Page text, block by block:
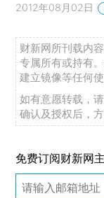
2012年08月02日
财新网所刊载内
专属所有或持有
建立镜像等任何使
如有意愿转载，
确认及授权后，方
免费订阅财新网